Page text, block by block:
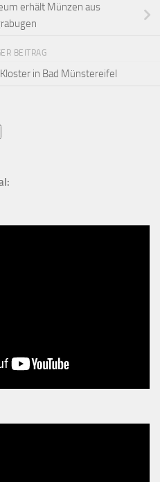
erhält Münzen aus
BEITRAG
in Bad Münstereifel